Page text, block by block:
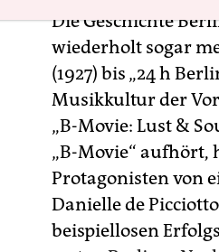
Die Geschichte
wiederholt sogar
(1927) bis „24 h
Musikkultur der
„B-Movie: Lust &
„B-Movie“ aufhört,
Protagonisten von
Danielle de
beispiellosen